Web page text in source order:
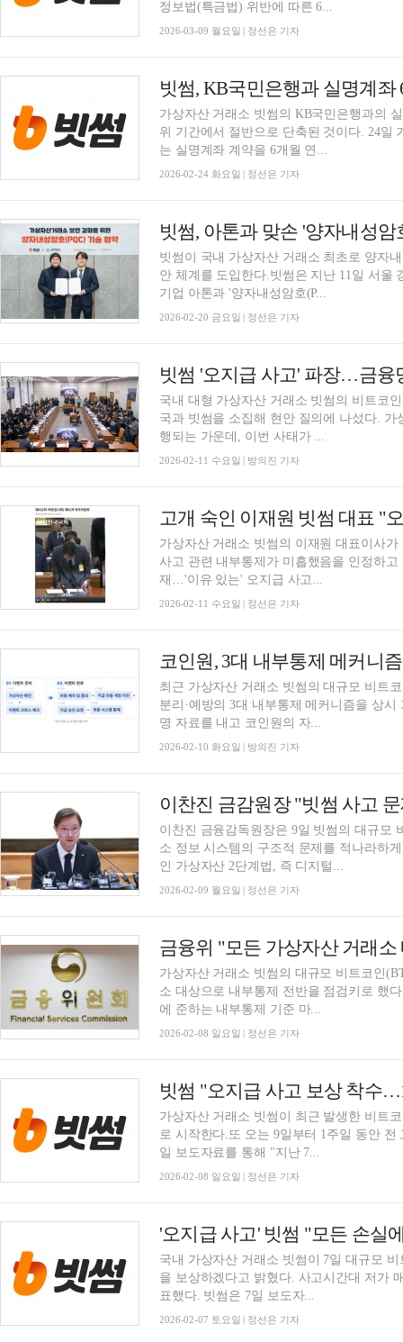
정보법(특금법) 위반에 따른 6...
2026-03-09 월요일 | 정선은 기자
빗썸, KB국민은행과 실명계좌
가상자산 거래소 빗썸의 KB국민은행과의
위 기간에서 절반으로 단축된 것이다. 24일
는 실명계좌 계약을 6개월 연...
2026-02-24 화요일 | 정선은 기자
빗썸이 국내 가상자산 거래소 최초로 양자내
안 체계를 도입한다.빗썸은 지난 11일 서울
기업 아톤과 '양자내성암호(P...
2026-02-20 금요일 | 정선은 기자
국내 대형 가상자산 거래소 빗썸의 비트코
국과 빗썸을 소집해 현안 질의에 나섰다.
행되는 가운데, 이번 사태가 ...
2026-02-11 수요일 | 방의진 기자
가상자산 거래소 빗썸의 이재원 대표이사가 11일 국회에 출석해 최근 대규모 비트코인 오지급
사고 관련 내부통제가 미흡했음을 인정하
재…'이유 있는' 오지급 사고...
2026-02-11 수요일 | 정선은 기자
최근 가상자산 거래소 빗썸의 대규모 비트
분리·예방의 3대 내부통제 메커니즘을 상
명 자료를 내고 코인원의 자...
2026-02-10 화요일 | 방의진 기자
이찬진 금융감독원장은 9일 빗썸의 대규모
소 정보 시스템의 구조적 문제를 적나라하
인 가상자산 2단계법, 즉 디지털...
2026-02-09 월요일 | 정선은 기자
가상자산 거래소 빗썸의 대규모 비트코인
소 대상으로 내부통제 전반을 점검키로 했
에 준하는 내부통제 기준 마...
2026-02-08 일요일 | 정선은 기자
빗썸 "오지급 사고 보상 착수
가상자산 거래소 빗썸이 최근 발생한 비트
로 시작한다.또 오는 9일부터 1주일 동안
일 보도자료를 통해 "지난 7...
2026-02-08 일요일 | 정선은 기자
'오지급 사고' 빗썸 "모든 손실
국내 가상자산 거래소 빗썸이 7일 대규모
을 보상하겠다고 밝혔다. 사고시간대 저가
표했다. 빗썸은 7일 보도자...
2026-02-07 토요일 | 정선은 기자